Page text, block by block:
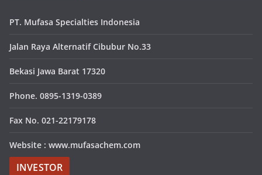
PT. Mufasa Specialties Indonesia
Jalan Raya Alternatif Cibubur No.33
Bekasi Jawa Barat 17320
Phone. 0895-1319-0389
Fax No. 021-22179178
Website : www.mufasachem.com
INVESTOR